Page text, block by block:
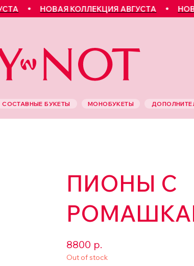
НОВАЯ КОЛЛЕКЦИЯ АВГУСТА НОВАЯ
МОНОБУКЕТЫ
СОСТАВНЫЕ БУКЕТЫ
ПИОНЫ С
8800 р.
Out of stock